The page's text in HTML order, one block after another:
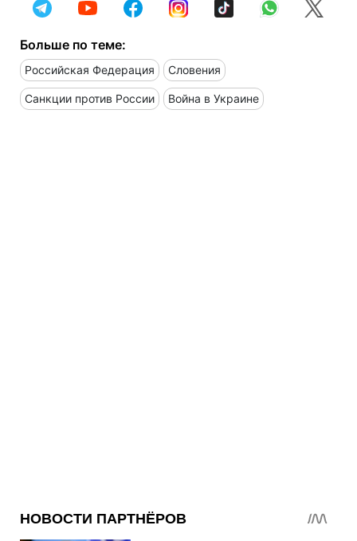
Больше по теме:
Российская Федерация Словения
Санкции против России Война в Украине